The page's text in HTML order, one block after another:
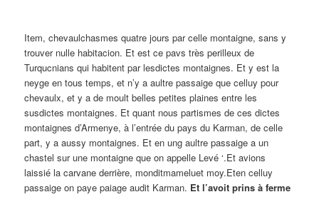
Item, chevaulchasmes quatre jours par celle montaigne, sans y
trouver nulle habitacion. Et est ce pavs très perilleux de
Turqucnians qui habitent par lesdictes montaignes. Et y est la
neyge en tous temps, et n’y a aultre passaige que celluy pour
chevaulx, et y a de moult belles petites plaines entre les
susdictes montaignes. Et quant nous partismes de ces dictes
montaignes d’Armenye, à l’entrée du pays du Karman, de celle
part, y a aussy montaignes. Et en ung aultre passaige a un
chastel sur une montaigne que on appelle Levé ‘.Et avions
laissié la carvane derrière, monditmameluet moy.Eten celluy
passaige on paye paiage audit Karman. Et l’avoit prins à ferme